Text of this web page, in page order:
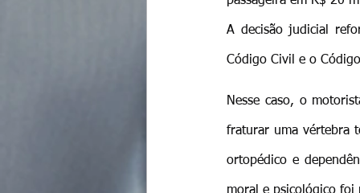
A decisão judicial
Código Civil e o
Nesse caso, o
fraturar uma vértebra
ortopédico e